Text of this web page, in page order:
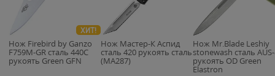
ХИТ!
Нож Firebird by Ganzo
F759M-GR cталь 440C
рукоять Green GFN
Нож Мастер-К Аспид
сталь 420 рукоять сталь
(MA287)
Нож Mr.Blade Leshiy
stonewash сталь
рукоять OD Green
Elastron